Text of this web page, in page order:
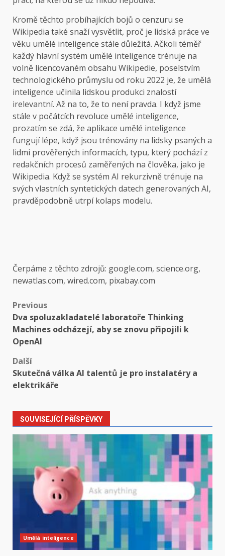
Kromě těchto probíhajících bojů o cenzuru se
Wikipedia také snaží vysvětlit, proč je lidská práce ve
věku umělé inteligence stále důležitá. Ačkoli téměř
každý hlavní systém umělé inteligence trénuje na
volně licencovaném obsahu Wikipedie, poselstvím
technologického průmyslu od roku 2022 je, že umělá
inteligence učinila lidskou produkci znalostí
irelevantní. Až na to, že to není pravda. I když jsme
stále v počátcích revoluce umělé inteligence,
prozatím se zdá, že aplikace umělé inteligence
fungují lépe, když jsou trénovány na lidsky psaných a
lidmi prověřených informacích, typu, který pochází z
redakčních procesů zaměřených na člověka, jako je
Wikipedia. Když se systém AI rekurzivně trénuje na
svých vlastních syntetických datech generovaných AI,
pravděpodobně utrpí kolaps modelu.
Čerpáme z těchto zdrojů: google.com, science.org,
newatlas.com, wired.com, pixabay.com
Post
navigation
Previous
Dva spoluzakladatelé laboratoře Thinking
Machines odcházejí, aby se znovu připojili k
OpenAI
Další
Skutečná válka AI talentů je pro instalatéry a
elektrikáře
SOUVISEJÍCÍ PŘÍSPĚVKY
Umělá inteligence